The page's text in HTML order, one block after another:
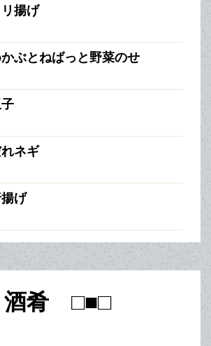
揚げ
ぶとねばっと野菜のせ
ネギ
げ
肴 □■□